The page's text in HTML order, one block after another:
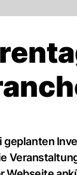
geplanten